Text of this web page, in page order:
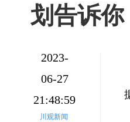
划告诉你
2023-
06-27
21:48:59
川观新闻